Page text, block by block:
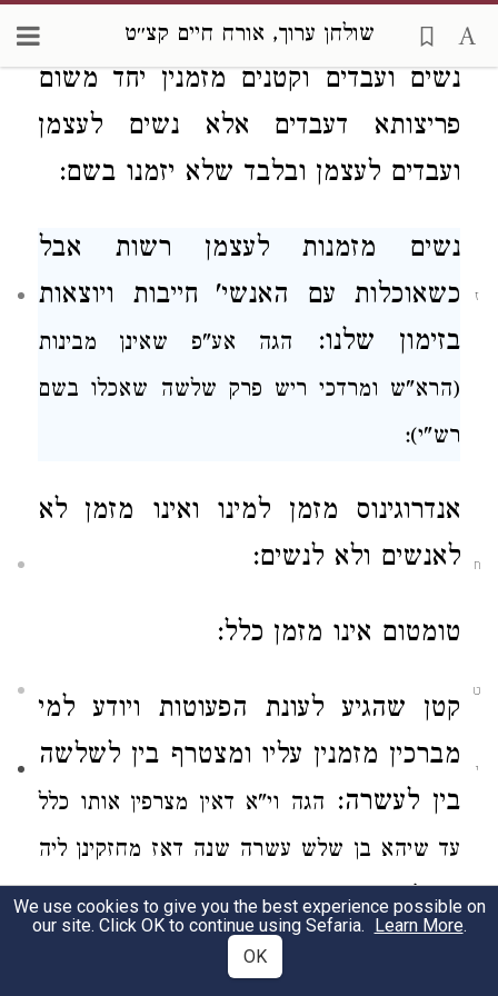
שולחן ערוך, אורח חיים קצ״טאבל מזמניןלעצמן ולא תהא חבורה של
נשים ועבדים וקטנים מזמנין יחד משום
פריצותא דעבדים אלא נשים לעצמן
ועבדים לעצמן ובלבד שלא יזמנו בשם:
ז
נשים מזמנות לעצמן רשות אבל
כשאוכלות עם האנשי' חייבות ויוצאות
בזימון שלנו:
הגה אע"פ שאינן מבינות
(הרא"ש ומרדכי ריש פרק שלשה שאכלו בשם
רש"י):
ח
אנדרוגינוס מזמן למינו ואינו מזמן לא
לאנשים ולא לנשים:
ט
טומטום אינו מזמן כלל:
י
קטן שהגיע לעונת הפעוטות ויודע למי
מברכין מזמנין עליו ומצטרףבין לשלשה
בין לעשרה: הגה וי"א דאין מצרפין אותו כלל
עד שיהא בן שלש עשרה שנה דאז מחזקינן ליה
כגדול שהביאשתי שערות (הרא"ש ומרדכי פרק
שלשה שאכלו וטור) וכן נוהגין ואין לשנות.
We use cookies to give you the best experience possible on
our site. Click OK to continue using Sefaria. Learn More.
OK